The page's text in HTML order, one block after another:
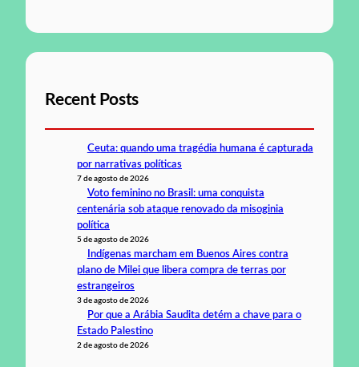
Recent Posts
Ceuta: quando uma tragédia humana é capturada
por narrativas políticas
7 de agosto de 2026
Voto feminino no Brasil: uma conquista
centenária sob ataque renovado da misoginia
política
5 de agosto de 2026
Indígenas marcham em Buenos Aires contra
plano de Milei que libera compra de terras por
estrangeiros
3 de agosto de 2026
Por que a Arábia Saudita detém a chave para o
Estado Palestino
2 de agosto de 2026